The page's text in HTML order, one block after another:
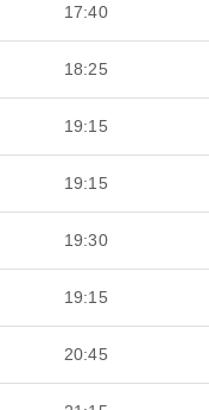
17:40
18:25
19:15
19:15
19:30
19:15
20:45